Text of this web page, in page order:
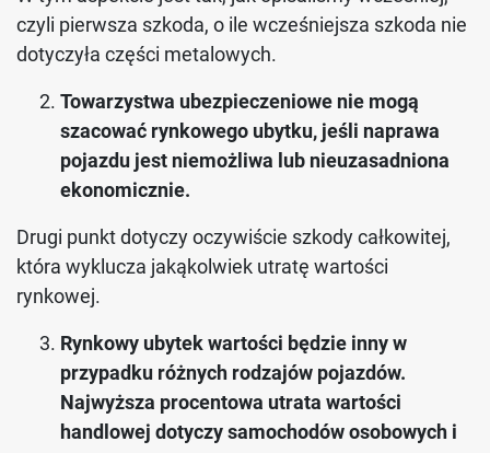
czyli pierwsza szkoda, o ile wcześniejsza szkoda nie
dotyczyła części metalowych.
Towarzystwa ubezpieczeniowe nie mogą
szacować rynkowego ubytku, jeśli naprawa
pojazdu jest niemożliwa lub nieuzasadniona
ekonomicznie.
Drugi punkt dotyczy oczywiście szkody całkowitej,
która wyklucza jakąkolwiek utratę wartości
rynkowej.
Rynkowy ubytek wartości będzie inny w
przypadku różnych rodzajów pojazdów.
Najwyższa procentowa utrata wartości
handlowej dotyczy samochodów osobowych i